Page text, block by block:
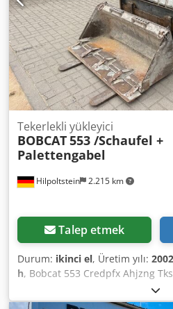
Hilpoltstein 2.215 km
Tekerlekli yükleyici
BOBCAT553 /Schaufel +
Palettengabel
Talep etmek
Durum: ikinci el, Üretim yılı: 2002
h, Bobcat 553 Credpfx Ahjzng